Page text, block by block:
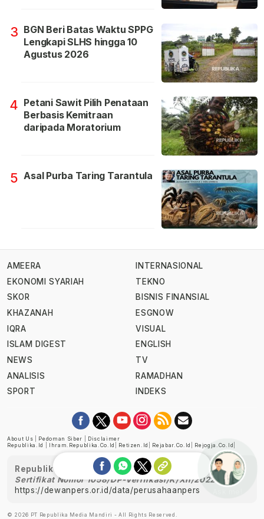
3 BGN Beri Batas Waktu SPPG
Lengkapi SLHS hingga 10
Agustus 2026
4 Petani Sawit Pilih Penataan
Berbasis Kemitraan
daripada Moratorium
5 Asal Purba Taring Tarantula
AMEERA
EKONOMI SYARIAH
SKOR
KHAZANAH
IQRA
ISLAM DIGEST
NEWS
ANALISIS
SPORT
INTERNASIONAL
TEKNO
BISNIS FINANSIAL
ESGNOW
VISUAL
ENGLISH
TV
RAMADHAN
INDEKS
About Us Pedoman Siber
Disclaimer
Republika.id
Ihram.republika.co.id Retizen.id Rejabar.co.id Rejogja.co.id
Republika telah diverifikasi oleh Dewan Pers
Sertifikat Nomor 1058/DP-Verifikasi/K/XII/2022
https://dewanpers.or.id/data/perusahaanpers
© 2026 PT Republika Media Mandiri - All Rights Reserved.